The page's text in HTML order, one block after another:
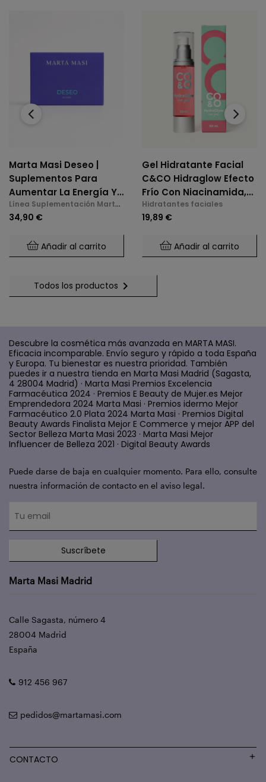
Marta Masi Deseo |
Suplementos Para
Aumentar La Energía Y
La Libido En La
Menopausia
Línea Suplementación Marta
Masi
34,90 €
Añadir al carrito
Gel Hidratante Facial
C&CO Hidraglow Efecto
Frío Con Niacinamida,
Xylitol, Panthenol,
Elastina Marina, Para
Hidratantes faciales
19,89 €
Añadir al carrito
‹ ›
Todos los productos 
Descubre la cosmética más avanzada en MARTA MASI.
Eficacia incomparable. Envío seguro y rápido a toda España
y Europa. Tu bienestar es nuestra prioridad. También
puedes ir a nuestra tienda en Marta Masi Madrid (Sagasta,
4 28004 Madrid) · Marta Masi Premios Excelencia
Farmacéutica 2024 · Premios E Beauty de Mujer.es Mejor
Emprendedora 2024 Marta Masi · Premios idermo Mejor
Farmacéutico 2.0 Plata 2024 Marta Masi · Premios Digital
Beauty Awards Finalista Mejor E Commerce y mejor APP del
Sector Belleza Marta Masi 2023 · Marta Masi Mejor
Influencer de Belleza 2021 · Digital Beauty Awards
Puede darse de baja en cualquier momento. Para ello, consulte
nuestra información de contacto en el aviso legal.
Suscríbete
Marta Masi Madrid
Calle Sagasta, número 4
28004 Madrid
España
912 456 967
pedidos@martamasi.com
CONTACTO